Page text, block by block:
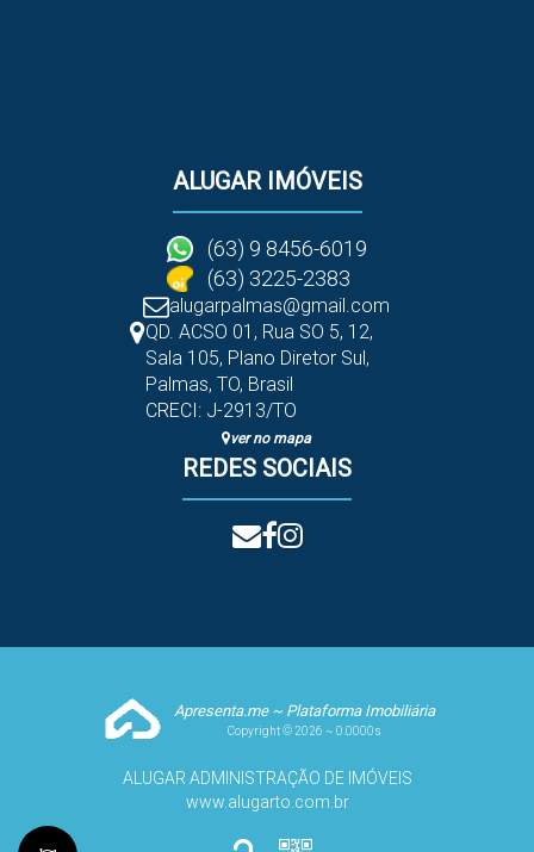
ALUGAR IMÓVEIS
(63) 9 8456-6019
(63) 3225-2383
alugarpalmas@gmail.com
QD. ACSO 01, Rua SO 5, 12,
Sala 105, Plano Diretor Sul ,
Palmas, TO, Brasil
CRECI: J-2913/TO
ver no mapa
REDES SOCIAIS
Apresenta.me ~ Plataforma Imobiliária
Copyright © 2026 ~ 0.0000s
ALUGAR ADMINISTRAÇÃO DE IMÓVEIS
www.alugarto.com.br